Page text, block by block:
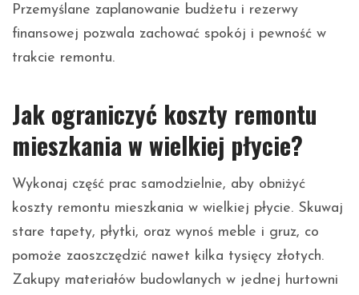
Przemyślane zaplanowanie budżetu i rezerwy
finansowej pozwala zachować spokój i pewność w
trakcie remontu.
Jak ograniczyć koszty remontu
mieszkania w wielkiej płycie?
Wykonaj część prac samodzielnie, aby obniżyć
koszty remontu mieszkania w wielkiej płycie. Skuwaj
stare tapety, płytki, oraz wynoś meble i gruz, co
pomoże zaoszczędzić nawet kilka tysięcy złotych.
Zakupy materiałów budowlanych w jednej hurtowni